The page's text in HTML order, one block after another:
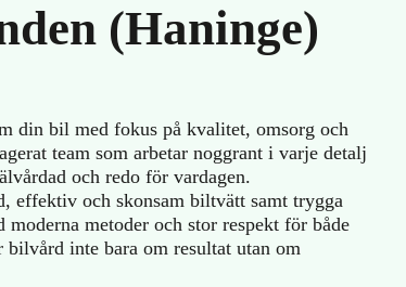
(Haninge)
din bil med fokus på kvalitet, omsorg och
team som arbetar noggrant i varje detalj
och redo för vardagen.
effektiv och skonsam biltvätt samt trygga
metoder och stor respekt för både
inte bara om resultat utan om